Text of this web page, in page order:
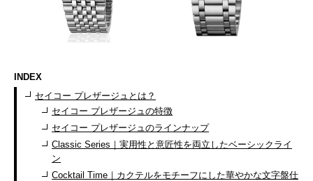
INDEX
セイコー プレザージュとは？
セイコー プレザージュの特徴
セイコー プレザージュのラインナップ
Classic Series｜実用性と意匠性を両立したベーシックライ
ン
Cocktail Time｜カクテルをモチーフにした華やかな文字盤仕